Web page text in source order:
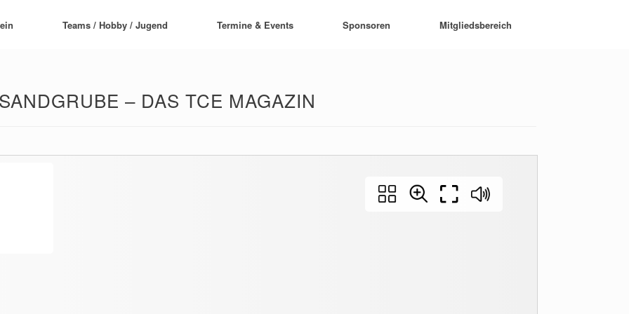
Teams / Hobby / Jugend Termine & Events Sponsoren Mitgliedsbereich
SANDGRUBE – DAS TCE MAGAZIN